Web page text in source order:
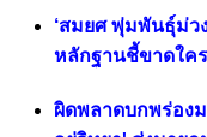
‘สมยศ พุ่มพันธุ์ม่ว
หลักฐานชี้ขาดใค
ผิดพลาดบกพร่อง